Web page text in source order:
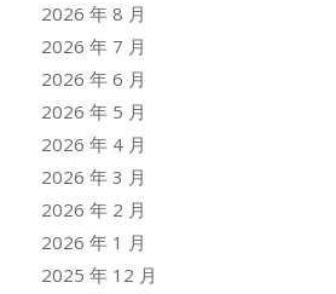
2026 年 8 月
2026 年 7 月
2026 年 6 月
2026 年 5 月
2026 年 4 月
2026 年 3 月
2026 年 2 月
2026 年 1 月
2025 年 12 月